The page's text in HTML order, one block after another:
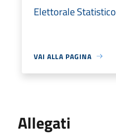
Elettorale Statistico
VAI ALLA PAGINA
Allegati